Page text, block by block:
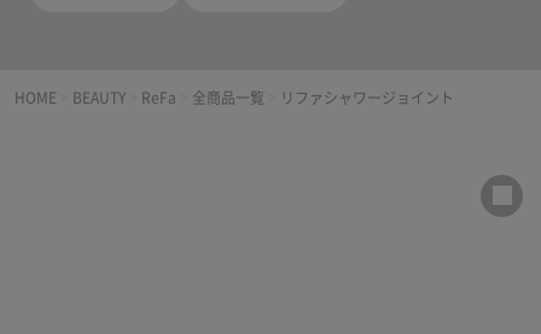
HOME BEAUTY ReFa 全商品一覧 リファシャワージョイント